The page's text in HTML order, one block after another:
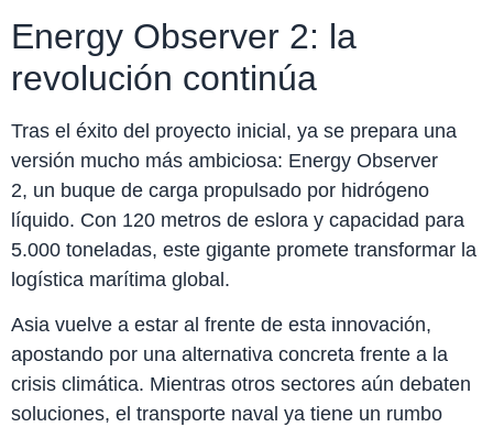
Energy Observer 2: la
revolución continúa
Tras el éxito del proyecto inicial, ya se prepara una
versión mucho más ambiciosa: Energy Observer
2, un buque de carga propulsado por hidrógeno
líquido. Con 120 metros de eslora y capacidad para
5.000 toneladas, este gigante promete transformar la
logística marítima global.
Asia vuelve a estar al frente de esta innovación,
apostando por una alternativa concreta frente a la
crisis climática. Mientras otros sectores aún debaten
soluciones, el transporte naval ya tiene un rumbo